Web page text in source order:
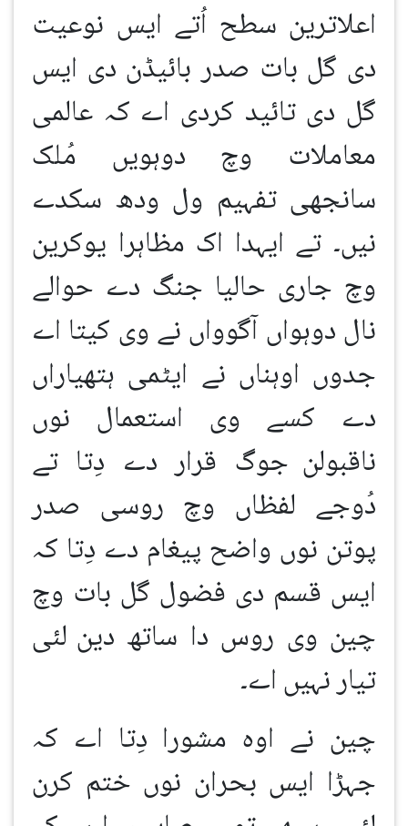
اعلاترین سطح اُتے ایس نوعیت
دی گل بات صدر بائیڈن دی ایس
گل دی تائید کردی اے کہ عالمی
معاملات وچ دوہویں مُلک
سانجھی تفہیم ول ودھ سکدے
نیں۔ تے ایہدا اک مظاہرا یوکرین
وچ جاری حالیا جنگ دے حوالے
نال دوہواں آگوواں نے وی کیتا اے
جدوں اوہناں نے ایٹمی ہتھیاراں
دے کسے وی استعمال نوں
ناقبولن جوگ قرار دے دِتا تے
دُوجے لفظاں وچ روسی صدر
پوتن نوں واضح پیغام دے دِتا کہ
ایس قسم دی فضول گل بات وچ
چین وی روس دا ساتھ دین لئی
تیار نہیں اے۔
چین نے اوہ مشورا دِتا اے کہ
جہڑا ایس بحران نوں ختم کرن